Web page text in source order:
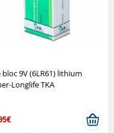
bloc 9V (6LR61) lithium
Longlife TKA